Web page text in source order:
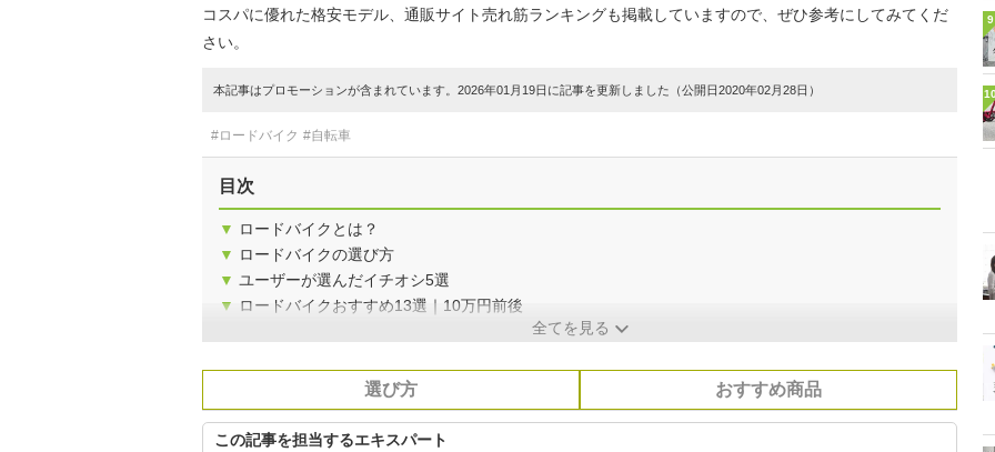
コスパに優れた格安モデル、通販サイト売れ筋ランキングも掲載していますので、ぜひ参考にしてみてくだ
さい。
本記事はプロモーションが含まれています。2026年01月19日に記事を更新しました（公開日2020年02月28日）
#ロードバイク #自転車
目次
▼ ロードバイクとは？
▼ ロードバイクの選び方
▼ ユーザーが選んだイチオシ5選
▼ ロードバイクおすすめ13選｜10万円前後
全てを見る
選び方 おすすめ商品
この記事を担当するエキスパート
9